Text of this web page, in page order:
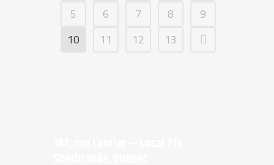
5
6 7 8
9
10
11 12 13